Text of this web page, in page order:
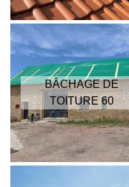
BÂCHAGE DE
TOITURE 60